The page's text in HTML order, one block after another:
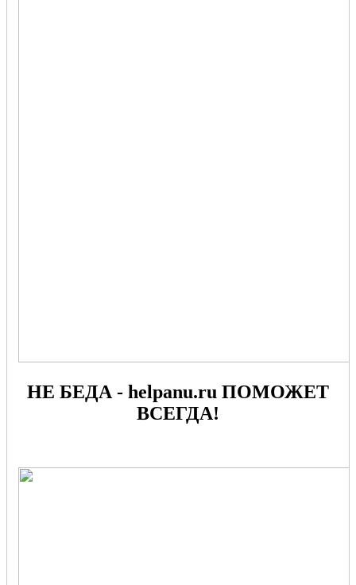
НЕ БЕДА - helpanu.ru ПОМОЖЕТ
ВСЕГДА!